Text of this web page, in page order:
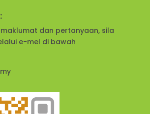
dan pertanyaan, sila
e-mel di bawah